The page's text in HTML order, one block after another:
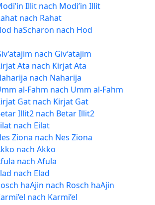
Illit nach Modi’in Illit
nach Rahat
haScharon nach Hod
nach Giv’atajim
Ata nach Kirjat Ata
nach Naharija
al-Fahm nach Umm al-Fahm
Gat nach Kirjat Gat
Illit2 nach Betar Illit2
nach Eilat
Ziona nach Nes Ziona
nach Akko
nach Afula
nach Elad
haAjin nach Rosch haAjin
nach Karmi’el